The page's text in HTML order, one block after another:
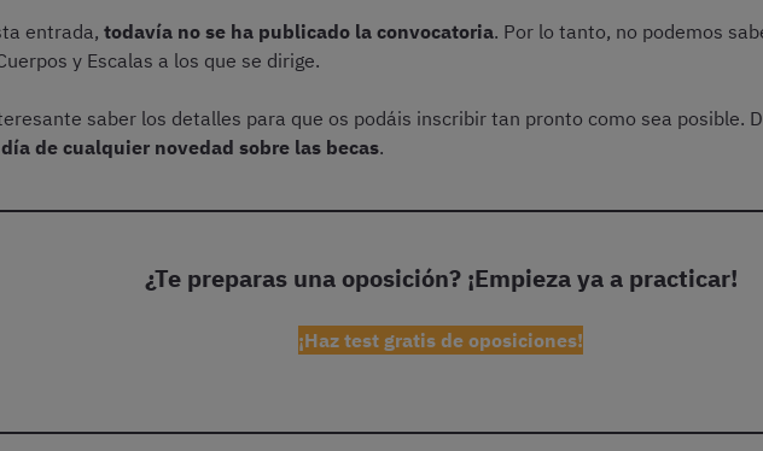
entrada, todavía no se ha publicado la convocatoria. Por lo tanto, no podemos
y Escalas a los que se dirige.
saber los detalles para que os podáis inscribir tan pronto como sea posible.
de cualquier novedad sobre las becas.
¿Te preparas una oposición? ¡Empieza ya a practicar!
¡Haz test gratis de oposiciones!